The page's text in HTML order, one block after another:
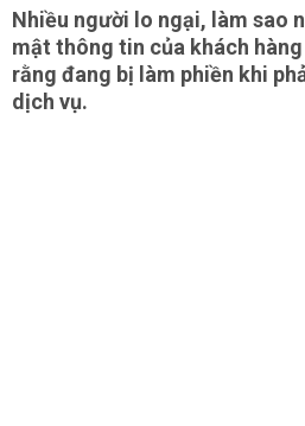
Nhiều người lo ngại, làm sao
mật thông tin của khách
rằng đang bị làm phiền khi
dịch vụ.